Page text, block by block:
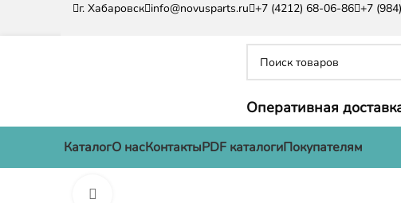
г. Хабаровск info@novusparts.ru +7 (4212) 68-06-86 +7
Оперативная
КаталогО насКонтактыPDF каталогиПокупателям